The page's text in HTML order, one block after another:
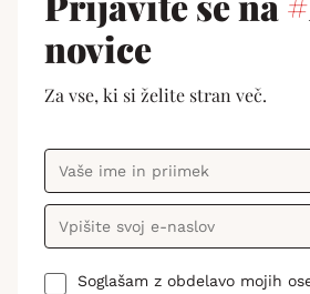
novice
Za vse, ki si želite stran več.
Soglašam z obdelavo mojih